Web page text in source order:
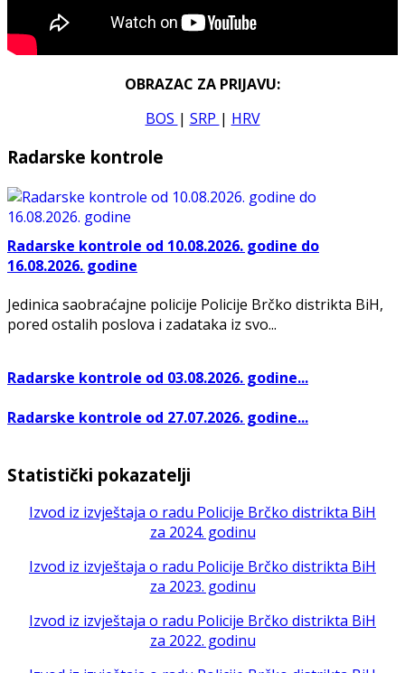
OBRAZAC ZA PRIJAVU:
BOS | SRP | HRV
Radarske kontrole
Radarske kontrole od 10.08.2026. godine do
16.08.2026. godine
Jedinica saobraćajne policije Policije Brčko distrikta BiH,
pored ostalih poslova i zadataka iz svo...
Radarske kontrole od 03.08.2026. godine...
Radarske kontrole od 27.07.2026. godine...
Statistički pokazatelji
Izvod iz izvještaja o radu Policije Brčko distrikta BiH
za 2024. godinu
Izvod iz izvještaja o radu Policije Brčko distrikta BiH
za 2023. godinu
Izvod iz izvještaja o radu Policije Brčko distrikta BiH
za 2022. godinu